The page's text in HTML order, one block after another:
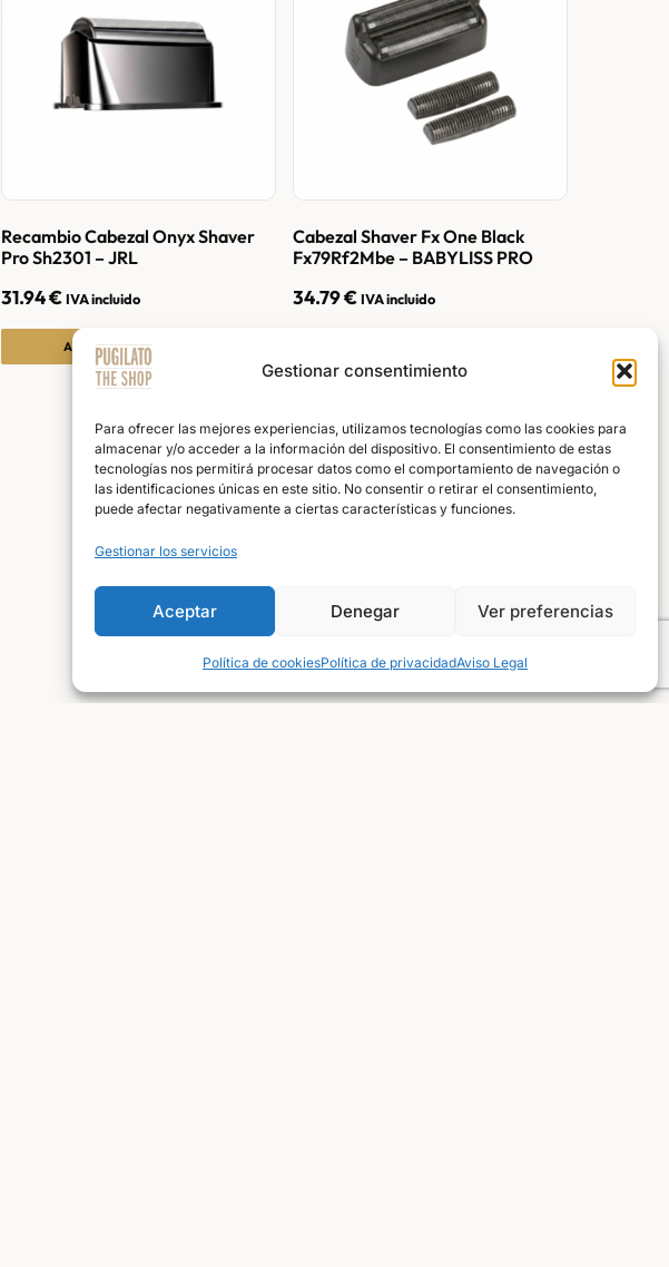
Gestionar consentimiento
Para ofrecer las mejores experiencias, utilizamos tecnologías como las cookies para
almacenar y/o acceder a la información del dispositivo. El consentimiento de estas
tecnologías nos permitirá procesar datos como el comportamiento de navegación o
las identificaciones únicas en este sitio. No consentir o retirar el consentimiento,
puede afectar negativamente a ciertas características y funciones.
Gestionar los servicios
Aceptar Denegar Ver preferencias
Política de cookiesPolítica de privacidadAviso Legal
Recambio Cabezal Onyx Shaver
Pro Sh2301 – JRL
31.94€IVA incluido
AÑADIR AL CARRITO
Cabezal Shaver Fx One Black
Fx79Rf2Mbe – BABYLISS PRO
34.79€IVA incluido